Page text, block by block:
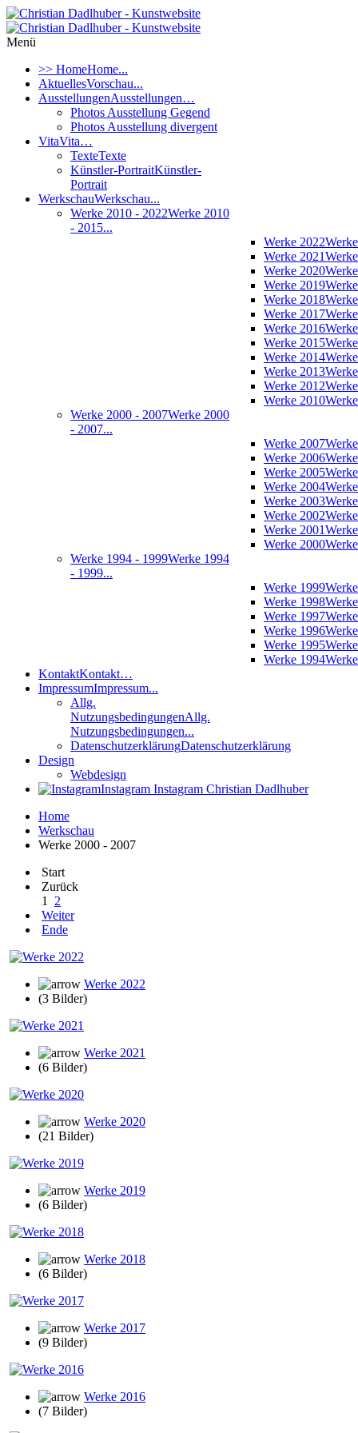
Menü
>> HomeHome...
AktuellesVorschau...
AusstellungenAusstellungen…
Photos Ausstellung Gegend
Photos Ausstellung divergent
VitaVita…
TexteTexte
Künstler-PortraitKünstler-
Portrait
WerkschauWerkschau...
Werke 2010 - 2022Werke 2010
- 2015...
Werke 2022
Werke 2021
Werke 2020
Werke 2019
Werke 2018
Werke 2017
Werke 2016
Werke 2015
Werke 2014
Werke 2013
Werke 2012
Werke 2010
Werke 2000 - 2007Werke 2000
- 2007...
Werke 2007
Werke 2006
Werke 2005
Werke 2004
Werke 2003
Werke 2002
Werke 2001
Werke 2000
Werke 1994 - 1999Werke 1994
- 1999...
Werke 1999
Werke 1998
Werke 1997
Werke 1996
Werke 1995
Werke 1994
KontaktKontakt…
ImpressumImpressum...
Allg.
NutzungsbedingungenAllg.
Nutzungsbedingungen...
DatenschutzerklärungDatenschutzerklärung
Design
Webdesign
Instagram Instagram Christian Dadlhuber
Home
Werkschau
Werke 2000 - 2007
Start
Zurück
1
2
Weiter
Ende
Werke 2022
(3 Bilder)
Werke 2021
(6 Bilder)
Werke 2020
(21 Bilder)
Werke 2019
(6 Bilder)
Werke 2018
(6 Bilder)
Werke 2017
(9 Bilder)
Werke 2016
(7 Bilder)